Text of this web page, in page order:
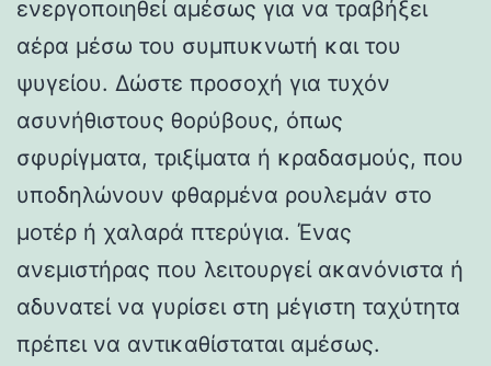
ενεργοποιηθεί αμέσως για να τραβήξει
αέρα μέσω του συμπυκνωτή και του
ψυγείου. Δώστε προσοχή για τυχόν
ασυνήθιστους θορύβους, όπως
σφυρίγματα, τριξίματα ή κραδασμούς, που
υποδηλώνουν φθαρμένα ρουλεμάν στο
μοτέρ ή χαλαρά πτερύγια. Ένας
ανεμιστήρας που λειτουργεί ακανόνιστα ή
αδυνατεί να γυρίσει στη μέγιστη ταχύτητα
πρέπει να αντικαθίσταται αμέσως.